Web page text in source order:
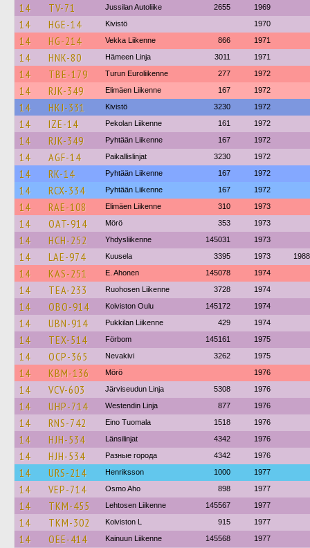
14 TV-71 Jussilan Autoliike 2655 1969
14 HGE-14 Kivistö 1970
14 HG-214 Vekka Liikenne 866 1971
14 HNK-80 Hämeen Linja 3011 1971
14 TBE-179 Turun Euroliikenne 277 1972
14 RJK-349 Elimäen Liikenne 167 1972
14 HKJ-331 Kivistö 3230 1972
14 IZE-14 Pekolan Liikenne 161 1972
14 RJK-349 Pyhtään Liikenne 167 1972
14 AGF-14 Paikallislinjat 3230 1972
14 RK-14 Pyhtään Liikenne 167 1972
14 RCX-334 Pyhtään Liikenne 167 1972
14 RAE-108 Elimäen Liikenne 310 1973
14 OAT-914 Mörö 353 1973
14 HCH-252 Yhdysliikenne 145031 1973
14 LAE-974 Kuusela 3395 1973 1988
14 KAS-251 E. Ahonen 145078 1974
14 TEA-233 Ruohosen Liikenne 3728 1974
14 OBO-914 Koiviston Oulu 145172 1974
14 UBN-914 Pukkilan Liikenne 429 1974
14 TEX-514 Förbom 145161 1975
14 OCP-365 Nevakivi 3262 1975
14 KBM-136 Mörö 1976
14 VCV-603 Järviseudun Linja 5308 1976
14 UHP-714 Westendin Linja 877 1976
14 RNS-742 Eino Tuomala 1518 1976
14 HJH-534 Länsilinjat 4342 1976
14 HJH-534 Разные города 4342 1976
14 URS-214 Henriksson 1000 1977
14 VEP-714 Osmo Aho 898 1977
14 TKM-455 Lehtosen Liikenne 145567 1977
14 TKM-302 Koiviston L 915 1977
14 OEE-414 Kainuun Liikenne 145568 1977